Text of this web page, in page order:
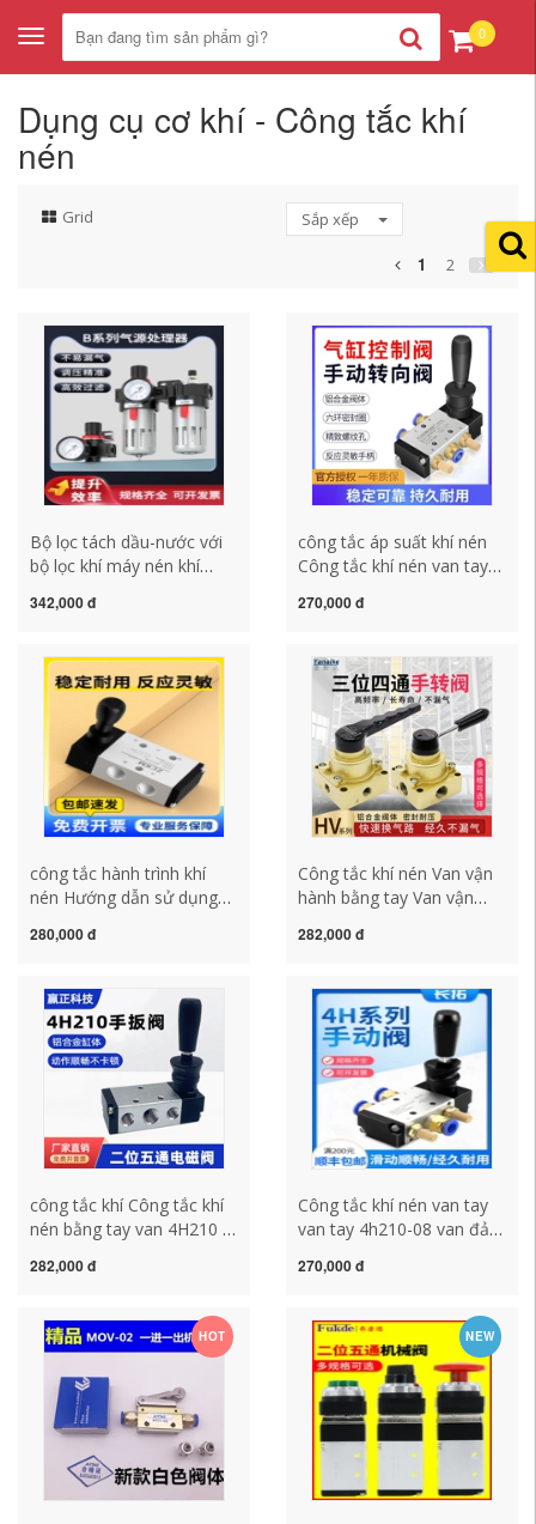
Toggle
navigation
0
Dụng cụ cơ khí - Công tắc khí
nén
Grid Sắp xếp
1 2
Bộ lọc tách dầu-nước với
bộ lọc khí máy nén khí
máy sấy nguồn khí
máy nén khí công tắc hành
trình khí nén
342,000 đ
công tắc áp suất khí nén
Công tắc khí nén van tay
vị trí 5 chiều van tay đảo
230C công tắc áp suất
máy nén khí công tắc áp
suất khí nén
270,000 đ
công tắc hành trình khí
nén Hướng dẫn sử dụng
tấm đảo chiều van cơ khí
điều khiển bằng khí nén
công tắc máy nén khí công
tắc máy nén khí
280,000 đ
Công tắc khí nén Van vận
hành bằng tay Van vận
điều khiển van đảo chiều
công bốn chiều Van khí
công tắc hành trình khí
nén công tắc máy nén khí
282,000 đ
công tắc khí Công tắc khí
nén bằng tay van 4H210 2
lanh van điều khiển công
công tắc hành trình khí
nén công tắc áp suất khí
282,000 đ
Công tắc khí nén van tay
van tay 4h210-08 van đảo
khiển thì xi lanh công tắc
tắc áp suất máy nén khí
270,000 đ
HOT NEW